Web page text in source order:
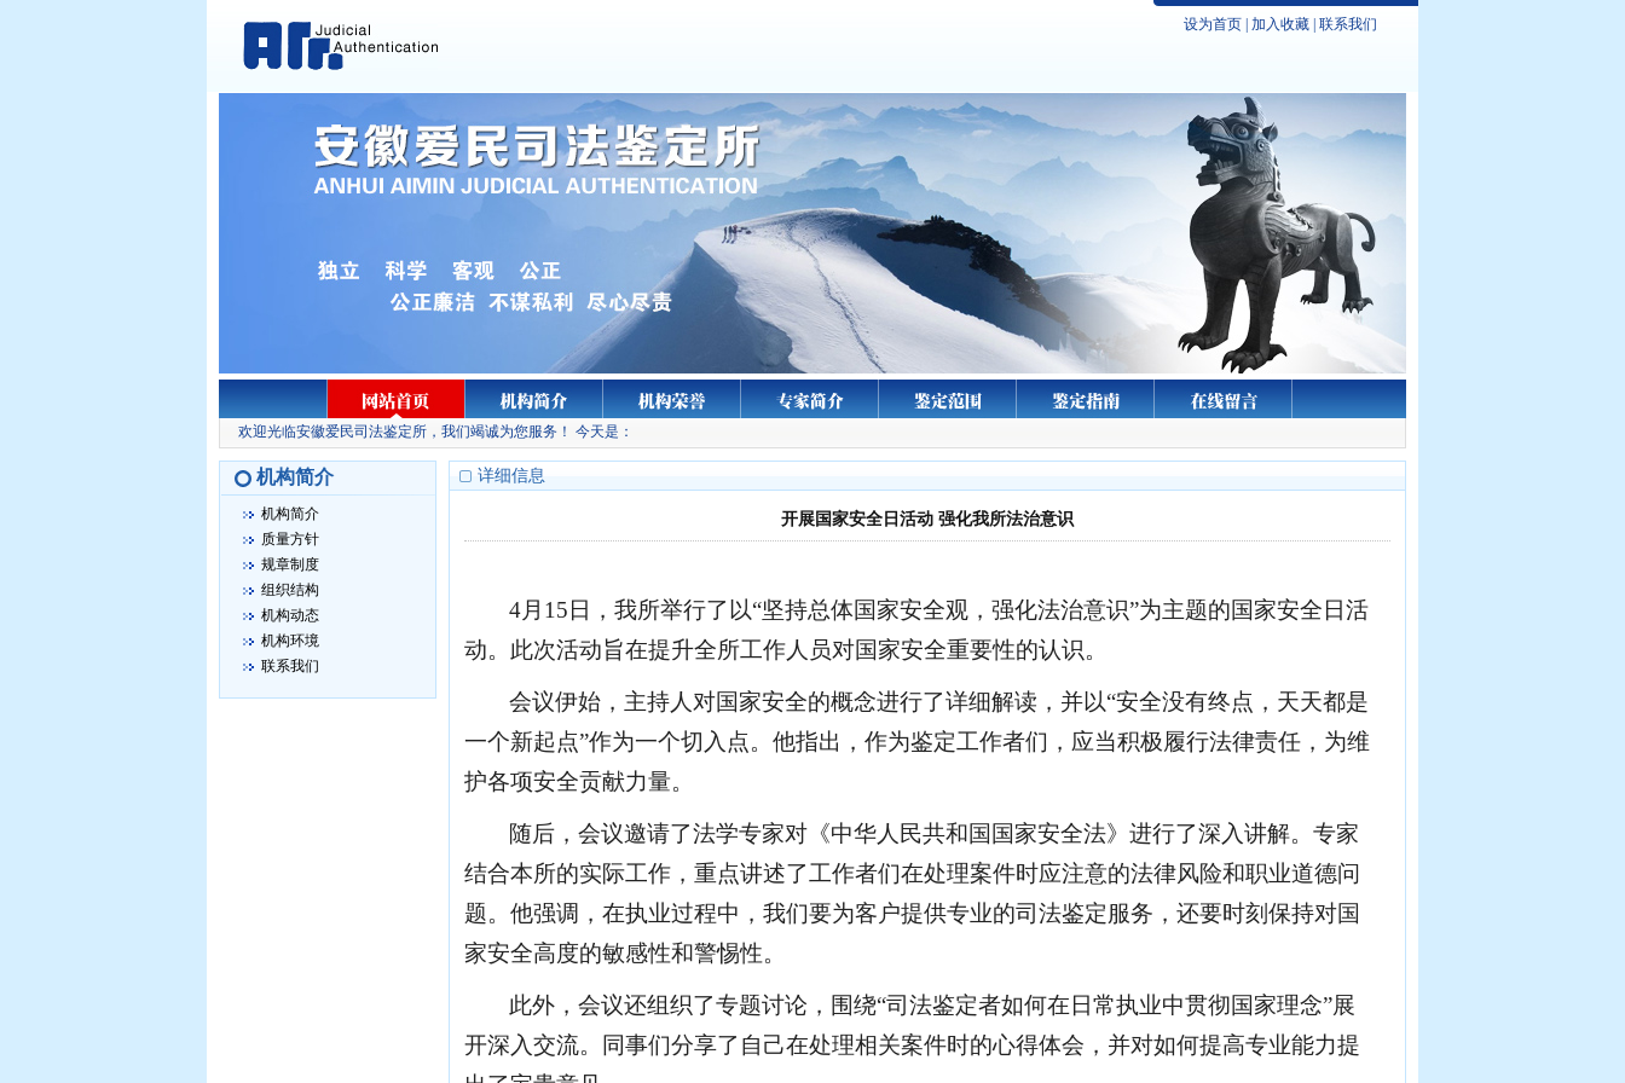
设为首页| 加入收藏| 联系我们
欢迎光临安徽爱民司法鉴定所，我们竭诚为您服务！ 今天是：
机构简介
机构简介
质量方针
规章制度
组织结构
机构动态
机构环境
联系我们
详细信息
开展国家安全日活动 强化我所法治意识
4月15日 ，我所举行了以“坚持总体国家安全观，强化法治意识”为主题的国家安全日活
动。此次活动旨在提升全所工作人员对国家安全重要性的认识。
会议伊始， 主持人 对国家安全的概念进行了详细解读， 并以“安全没有终点，天天都是
一个新起点”作为一个切入点。他指出，作为鉴定工作者们 ， 应当积极履行法律责任，为维
护各项安全贡献力量。
随后，会议邀请了法学专家对《中华人民共和国国家安全法》进行了深入讲解。专家
结合本所的实际工作，重点讲述了工作者们在处理案件时应注意的法律风险和职业道德问
题。他强调， 在执业过程中， 我们要为客户提供专业的司法鉴定服务，还要时刻保持对国
家安全高度的敏感性和警惕性。
此外，会议还组织了专题讨论，围绕“司法鉴定者如何在日常执业中贯彻国家理念”展
开深入交流。
同事们分享了自己在处理相关案件时的心得体会，并对如何提高专业能力提